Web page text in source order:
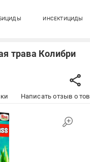
ИНСЕКТИЦИДЫ
трава Колибри
Написать отзыв о